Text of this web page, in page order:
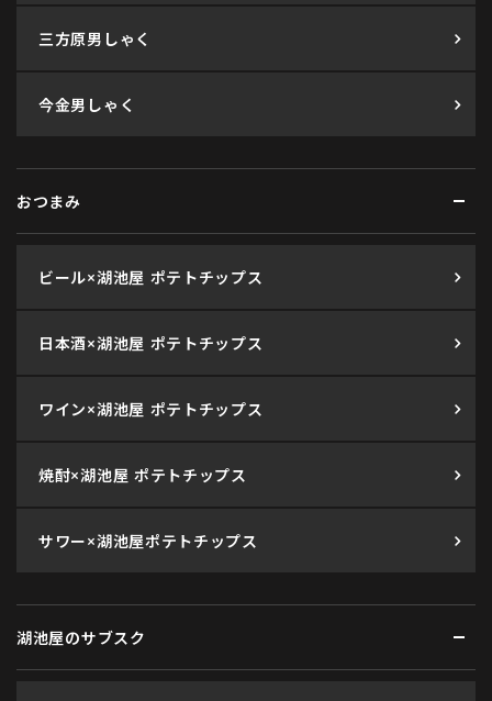
三方原男しゃく
今金男しゃく
おつまみ
ビール×湖池屋 ポテトチップス
日本酒×湖池屋 ポテトチップス
ワイン×湖池屋 ポテトチップス
焼酎×湖池屋 ポテトチップス
サワー×湖池屋ポテトチップス
湖池屋のサブスク